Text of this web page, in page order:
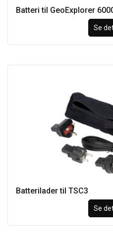
Batteri til GeoExplorer
Se
Batterilader til TSC3
Se